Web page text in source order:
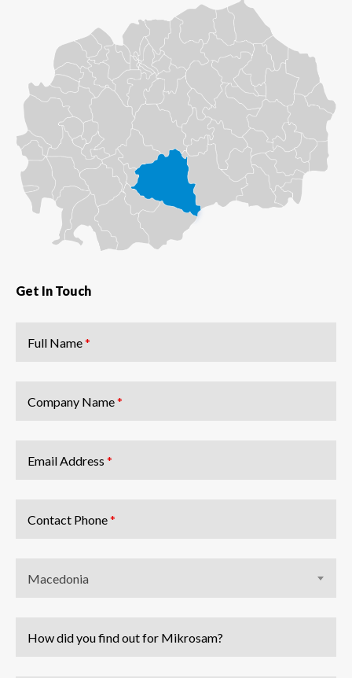
Get In Touch
Full Name*
Company Name*
Email Address *
Contact Phone*
Macedonia
How did you find out for Mikrosam?